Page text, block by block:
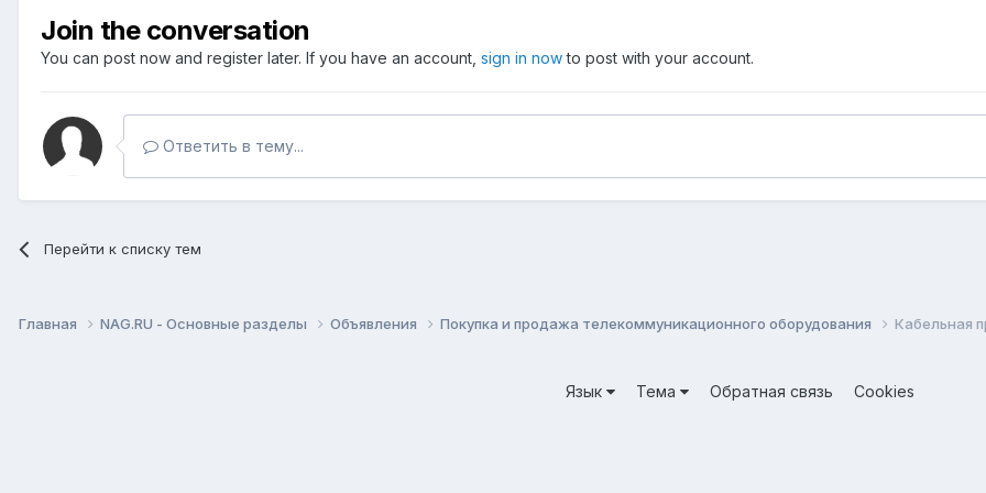
Join the conversation
You can post now and register later. If you have an account, sign in nowto post with your account.
Ответить в тему...
Перейти к списку тем
Главная NAG.RU - Основные разделы Объявления Покупка и продажа телекоммуникационного оборудования Кабельная
Язык Тема Обратная связь Cookies